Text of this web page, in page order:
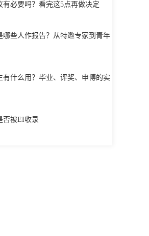
有必要吗？看完这5点再做决定
哪些人作报告？从特邀专家到青年
有什么用？毕业、评奖、申博的实
否被EI收录